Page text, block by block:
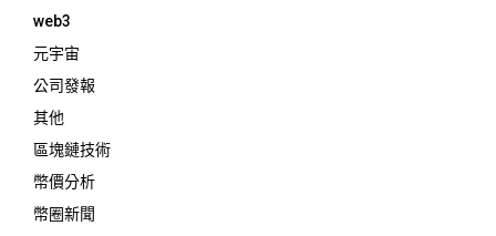
web3
元宇宙
公司發報
其他
區塊鏈技術
幣價分析
幣圈新聞